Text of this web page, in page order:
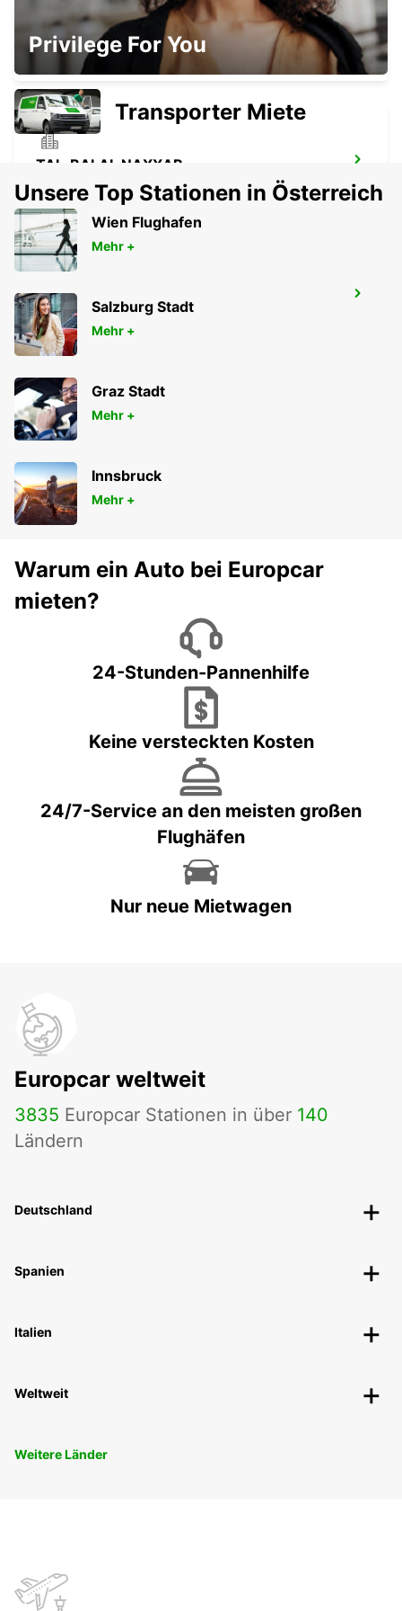
SYRAKUS (SIZILIEN)
SIRACUSA - ITALY
TAL-BALAL NAXXAR
IKLIN - MALTA
FLUGHAFEN LAMEZIA
LAMEZIA TERME - ITALY
Privilege For You
Transporter Miete
Unsere Top Stationen in Österreich
Wien Flughafen
Mehr +
Salzburg Stadt
Mehr +
Graz Stadt
Mehr +
Innsbruck
Mehr +
Warum ein Auto bei Europcar
mieten?
24-Stunden-Pannenhilfe
Keine versteckten Kosten
24/7-Service an den meisten großen
Flughäfen
Nur neue Mietwagen
Europcar weltweit
3835 Europcar Stationen in über 140
Ländern
Deutschland
Spanien
Italien
Weltweit
Weitere Länder